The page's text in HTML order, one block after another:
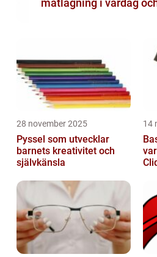
matlagning i vardag
28 november 2025
Pyssel som utvecklar
barnets kreativitet och
självkänsla
14